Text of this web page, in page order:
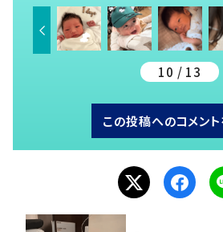
10 / 13
この投稿へのコメン